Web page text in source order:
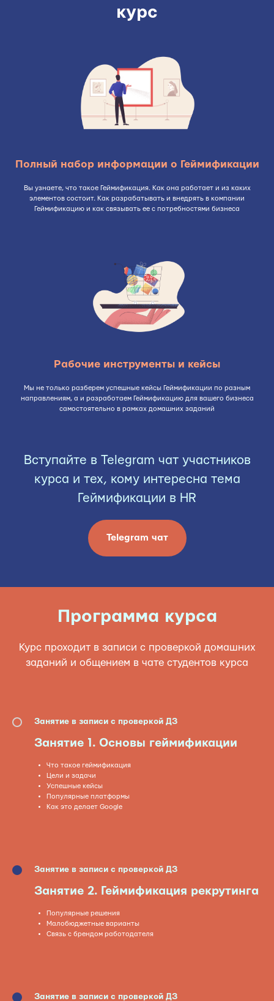
курс
Полный набор информации о Геймификации
Вы узнаете, что такое Геймификация. Как она работает и из каких
элементов состоит. Как разрабатывать и внедрять в компании
Геймификацию и как связывать ее с потребностями бизнеса
Рабочие инструменты и кейсы
Мы не только разберем успешные кейсы Геймификации по разным
направлениям, а и разработаем Геймификацию для вашего бизнеса
самостоятельно в рамках домашних заданий
Вступайте в Telegram чат участников
курса и тех, кому интересна тема
Геймификации в HR
Telegram чат
Программа курса
Курс проходит в записи с проверкой домашних
заданий и общением в чате студентов курса
Занятие в записи с проверкой ДЗ
Занятие 1. Основы геймификации
Что такое геймификация
Цели и задачи
Успешные кейсы
Популярные платформы
Как это делает Google
Занятие в записи с проверкой ДЗ
Занятие 2. Геймификация рекрутинга
Популярные решения
Малобюджетные варианты
Связь с брендом работодателя
Занятие в записи с проверкой ДЗ